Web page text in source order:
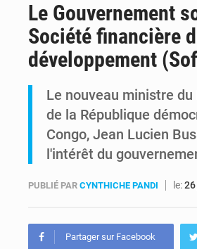
Le Gouvernement
Société financière
développement
Le nouveau ministre
de la République
Congo, Jean Lucien
l'intérêt du
PUBLIÉ PAR CYNTHICHE PANDI le:
Partager sur Facebook